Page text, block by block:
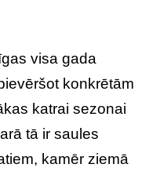
visa gada
konkrētām
katrai sezonai
tā ir saules
kamēr ziemā